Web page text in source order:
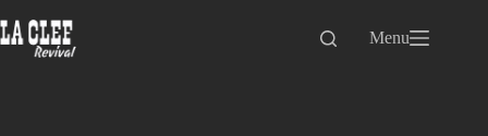
au
contenu
Menu